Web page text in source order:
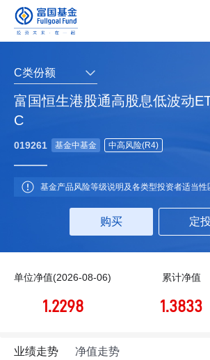
富国恒生港股通高股息低波动
C
C类份额
019261 基金中基金 中高风险(R4)
基金产品风险等级说明及各类型投资者适当性
购买 定投
单位净值(2026-08-06)
1.2298
累计净值
1.3833
业绩走势 净值走势